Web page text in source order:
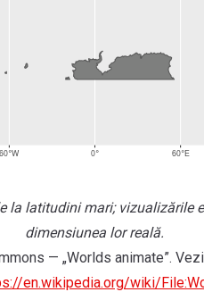
la latitudini mari; vizualizările
dimensiunea lor reală.
— „Worlds animate”.
en.wikipedia.org/wiki/